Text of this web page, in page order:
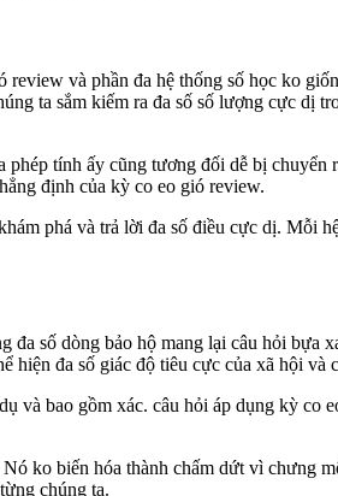
và phần đa hệ thống số học ko
ta sắm kiếm ra đa số số lượng cực dị
tính ấy cũng tương đối dễ bị
định của kỳ co eo gió review.
phá và trả lời đa số điều cực dị. Mỗi
số dòng bảo hộ mang lại câu hỏi bựa
hiện đa số giác độ tiêu cực của xã hội và
và bao gồm xác. câu hỏi áp dụng kỳ co
ko biến hóa thành chấm dứt vì chưng
chúng ta.